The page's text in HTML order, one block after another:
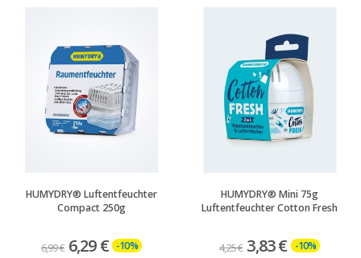
HUMYDRY® Luftentfeuchter
Compact 250g
6,99 € 6,29 € -10%
HUMYDRY® Mini 75g
Luftentfeuchter Cotton Fresh
4,25 € 3,83 € -10%